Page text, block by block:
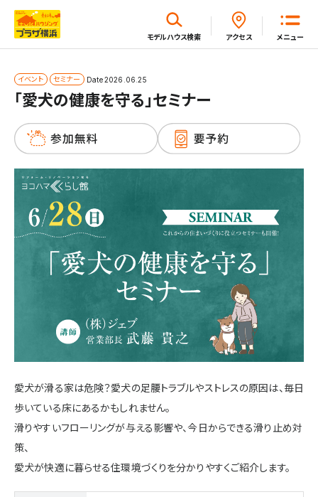
メニュー
モデルハウス検索 アクセス
イベント セミナー Date2026.06.25
「愛犬の健康を守る」セミナー
愛犬が滑る家は危険？愛犬の足腰トラブルやストレスの原因は、毎日
歩いている床にあるかもしれません。
滑りやすいフローリングが与える影響や、今日からできる滑り止め対
策、
愛犬が快適に暮らせる住環境づくりを分かりやすくご紹介します。
閉じる
ホーム
はじめてガイド
モデルハウス一覧
イベント・セミナー・キャンペーン一覧
施設・サービス
アクセス
住まいと暮らしのコラム